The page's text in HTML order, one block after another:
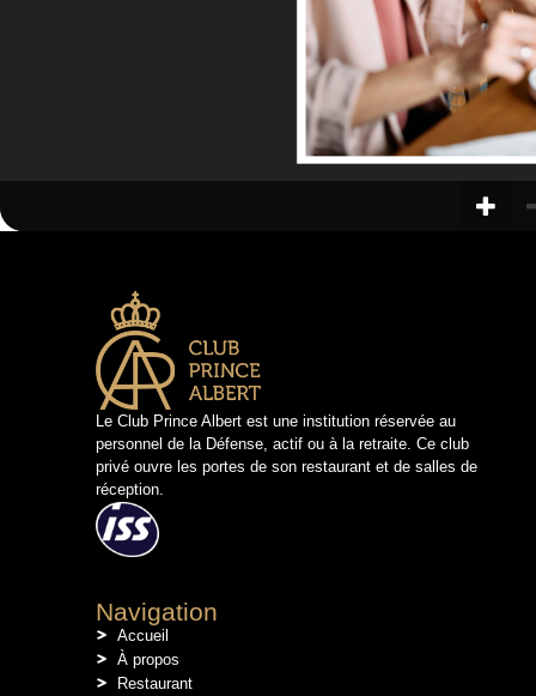
Le Club Prince Albert est une institution réservée au
personnel de la Défense, actif ou à la retraite. Ce club
privé ouvre les portes de son restaurant et de salles de
réception.
Navigation
Accueil
À propos
Restaurant